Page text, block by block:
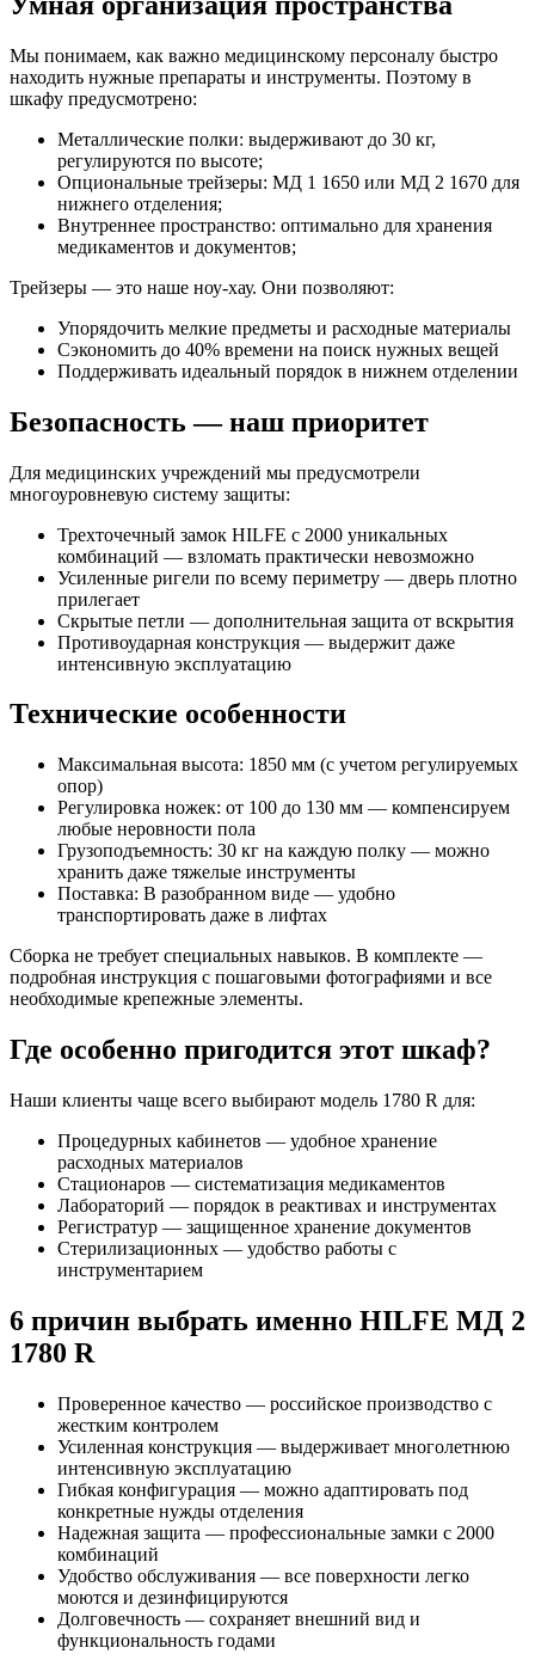
Мы понимаем, как важно медицинскому персоналу быстро
находить нужные препараты и инструменты. Поэтому в
шкафу предусмотрено:
Металлические полки: выдерживают до 30 кг,
регулируются по высоте;
Опциональные трейзеры: МД 1 1650 или МД 2 1670 для
нижнего отделения;
Внутреннее пространство: оптимально для хранения
медикаментов и документов;
Трейзеры — это наше ноу-хау. Они позволяют:
Упорядочить мелкие предметы и расходные материалы
Сэкономить до 40% времени на поиск нужных вещей
Поддерживать идеальный порядок в нижнем отделении
Безопасность — наш приоритет
Для медицинских учреждений мы предусмотрели
многоуровневую систему защиты:
Трехточечный замок HILFE с 2000 уникальных
комбинаций — взломать практически невозможно
Усиленные ригели по всему периметру — дверь плотно
прилегает
Скрытые петли — дополнительная защита от вскрытия
Противоударная конструкция — выдержит даже
интенсивную эксплуатацию
Технические особенности
Максимальная высота: 1850 мм (с учетом регулируемых
опор)
Регулировка ножек: от 100 до 130 мм — компенсируем
любые неровности пола
Грузоподъемность: 30 кг на каждую полку — можно
хранить даже тяжелые инструменты
Поставка: В разобранном виде — удобно
транспортировать даже в лифтах
Сборка не требует специальных навыков. В комплекте —
подробная инструкция с пошаговыми фотографиями и все
необходимые крепежные элементы.
Где особенно пригодится этот шкаф?
Наши клиенты чаще всего выбирают модель 1780 R для:
Процедурных кабинетов — удобное хранение
расходных материалов
Стационаров — систематизация медикаментов
Лабораторий — порядок в реактивах и инструментах
Регистратур — защищенное хранение документов
Стерилизационных — удобство работы с
инструментарием
6 причин выбрать именно HILFE МД 2
1780 R
Проверенное качество — российское производство с
жестким контролем
Усиленная конструкция — выдерживает многолетнюю
интенсивную эксплуатацию
Гибкая конфигурация — можно адаптировать под
конкретные нужды отделения
Надежная защита — профессиональные замки с 2000
комбинаций
Удобство обслуживания — все поверхности легко
моются и дезинфицируются
Долговечность — сохраняет внешний вид и
функциональность годами